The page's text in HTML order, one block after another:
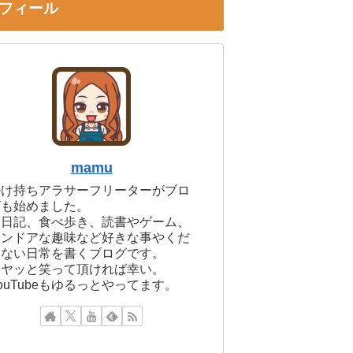
ィール
mamu
持ちアラサーフリーターがブロ
始めました。
記、食べ歩き、読書やゲーム、
ドアな趣味など好きな事やくだ
い日常を書くブログです。
ッと笑って頂ければ幸い。
もゆるっとやってます。